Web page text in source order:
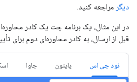
دیگر مراجعه کنید.
در این مثال، یک برنامه چت یک کادر
قبل از ارسال، به کادر محاوره‌ای دوم برای
نود جی اس پایتون جاوا